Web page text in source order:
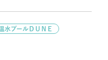
水プールＤＵＮＥ